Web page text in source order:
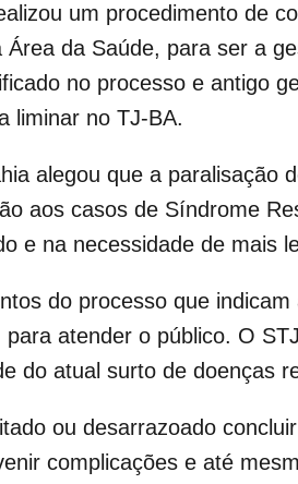
um procedimento de
Área da Saúde, para ser a
no processo e antigo
liminar no TJ-BA.
alegou que a paralisação
aos casos de Síndrome
e na necessidade de mais
do processo que
atender o público. O
do atual surto de doenças
ou desarrazoado
complicações e até